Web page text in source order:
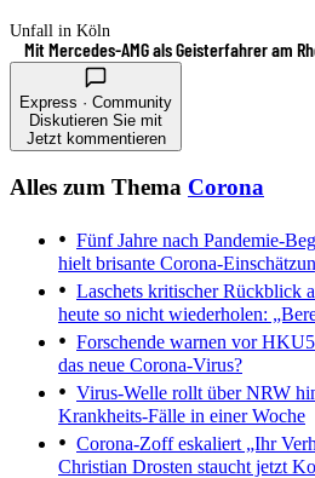
Unfall in Köln
Mit Mercedes-AMG als Geisterfahrer am
Express · Community
Diskutieren Sie mit
Jetzt kommentieren
Alles zum Thema Corona
Fünf Jahre nach Pandemie-
hielt brisante Corona-
Laschets kritischer Rückblick
heute so nicht wiederholen:
Forschende warnen vor
das neue Corona-Virus?
Virus-Welle rollt über NRW
Krankheits-Fälle in einer Woche
Corona-Zoff eskaliert „Ihr
Christian Drosten staucht jetzt